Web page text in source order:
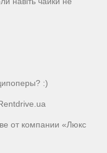
:)
от компании «Люкс